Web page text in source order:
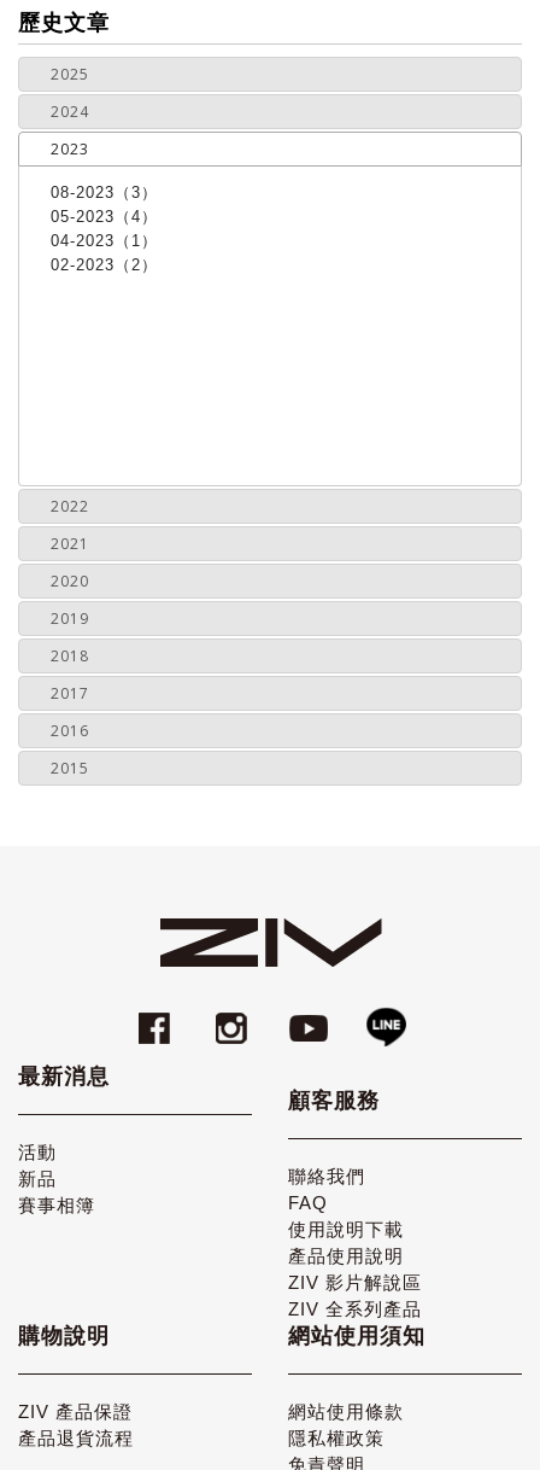
more
歷史文章
2025
2024
2023
08-2023（3）
05-2023（4）
04-2023（1）
02-2023（2）
2022
2021
2020
2019
2018
2017
2016
2015
最新消息
活動
新品
賽事相簿
顧客服務
聯絡我們
FAQ
使用說明下載
產品使用說明
ZIV 影片解說區
ZIV 全系列產品
購物說明
ZIV 產品保證
產品退貨流程
網站使用須知
網站使用條款
隱私權政策
免責聲明